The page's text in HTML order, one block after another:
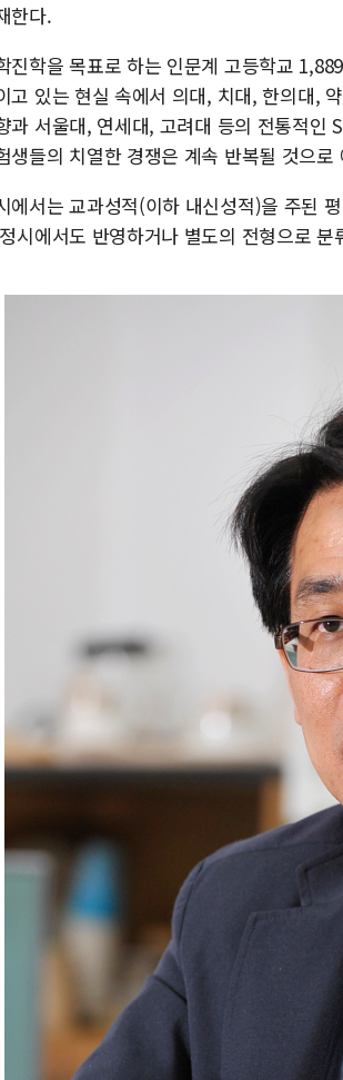
한다.
진학을 목표로 하는 인문계 고등학교
고 있는 현실 속에서 의대, 치대, 한의대,
과 서울대, 연세대, 고려대 등의 전통적인
생들의 치열한 경쟁은 계속 반복될 것으로
에서는 교과성적(이하 내신성적)을 주된
시에서도 반영하거나 별도의 전형으로